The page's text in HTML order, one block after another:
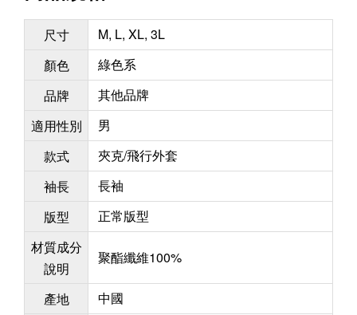
尺寸
M, L, XL, 3L
顏色
綠色系
品牌
其他品牌
適用性別
男
款式
夾克/飛行外套
袖長
長袖
版型
正常版型
材質成分
說明
聚酯纖維100%
產地
中國